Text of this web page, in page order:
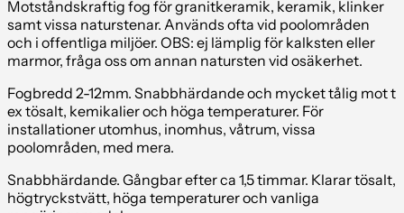
Motståndskraftig fog för granitkeramik, keramik, klinker
samt vissa naturstenar. Används ofta vid poolområden
och i offentliga miljöer. OBS: ej lämplig för kalksten eller
marmor, fråga oss om annan natursten vid osäkerhet.
Fogbredd 2-12mm. Snabbhärdande och mycket tålig mot t
ex tösalt, kemikalier och höga temperaturer. För
installationer utomhus, inomhus, våtrum, vissa
poolområden, med mera.
Snabbhärdande. Gångbar efter ca 1,5 timmar. Klarar tösalt,
högtryckstvätt, höga temperaturer och vanliga